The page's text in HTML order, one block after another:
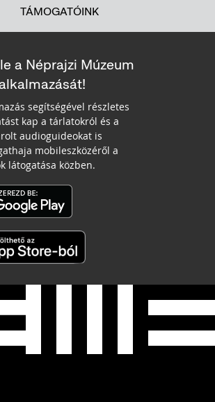
TÁMOGATÓINK
a Néprajzi Múzeum
segítségével részletes
kap a tárlatokról és a
audioguideokat is
mobileszközéről a
látogatása közben.